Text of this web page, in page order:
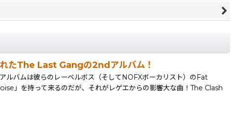
たThe Last Gangの2ndアルバム！
バムは彼らのレーベルボス（そしてNOFXボーカリスト）のFat
を持って来るのだが、それがレゲエからの影響大な曲！The Clash